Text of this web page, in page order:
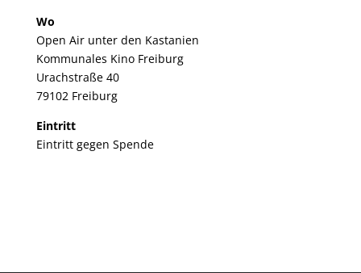
Wo
Open Air unter den Kastanien
Kommunales Kino Freiburg
Urachstraße 40
79102 Freiburg
Eintritt
Eintritt gegen Spende